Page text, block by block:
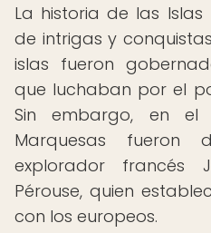
La historia de las
de intrigas y
islas fueron
que luchaban por el
Sin embargo, en el
Marquesas fueron
explorador francés
Pérouse, quien
con los europeos.